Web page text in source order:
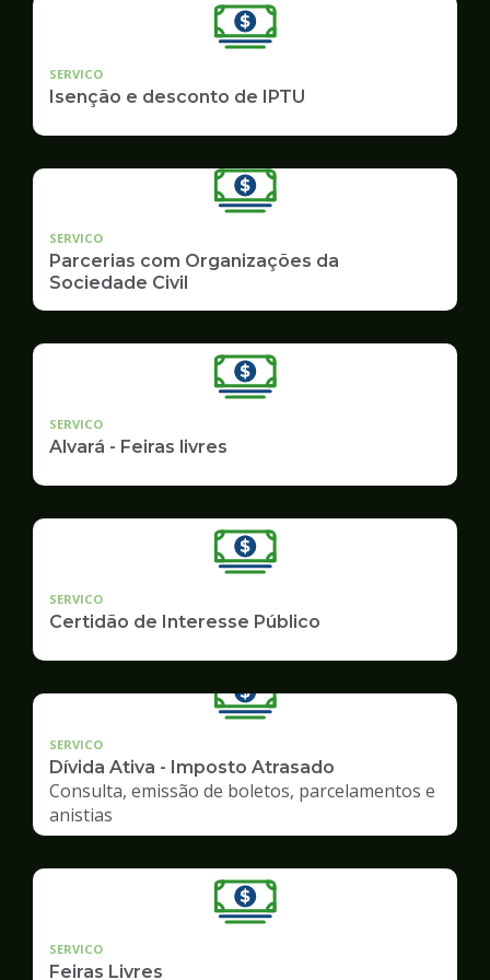
SERVICO
Isenção e desconto de IPTU
SERVICO
Parcerias com Organizações da
Sociedade Civil
SERVICO
Alvará - Feiras livres
SERVICO
Certidão de Interesse Público
SERVICO
Dívida Ativa - Imposto Atrasado
Consulta, emissão de boletos, parcelamentos e
anistias
SERVICO
Feiras Livres